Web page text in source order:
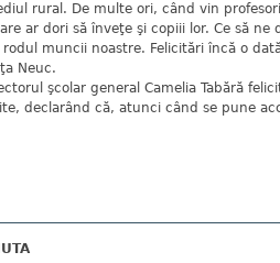
rural. De multe ori, când vin
ar dori să înveţe şi copiii lor. Ce să
muncii noastre. Felicitări încă o
Neuc.
şcolar general Camelia Tabără
declarând că, atunci când se pune